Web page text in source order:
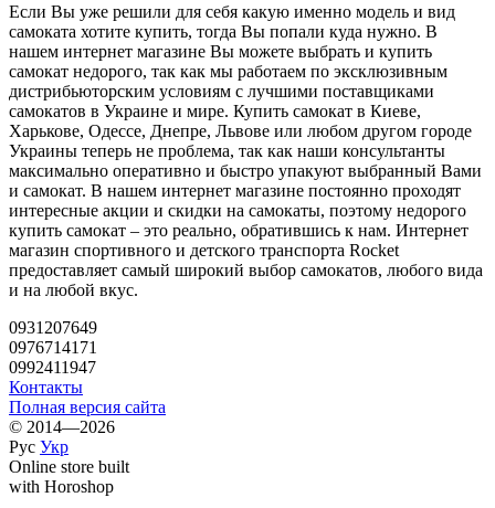
Если Вы уже решили для себя какую именно модель и вид
самоката хотите купить, тогда Вы попали куда нужно. В
нашем интернет магазине Вы можете выбрать и купить
самокат недорого, так как мы работаем по эксклюзивным
дистрибьюторским условиям с лучшими поставщиками
самокатов в Украине и мире. Купить самокат в Киеве,
Харькове, Одессе, Днепре, Львове или любом другом городе
Украины теперь не проблема, так как наши консультанты
максимально оперативно и быстро упакуют выбранный Вами
и самокат. В нашем интернет магазине постоянно проходят
интересные акции и скидки на самокаты, поэтому недорого
купить самокат – это реально, обратившись к нам. Интернет
магазин спортивного и детского транспорта Rocket
предоставляет самый широкий выбор самокатов, любого вида
и на любой вкус.
0931207649
0976714171
0992411947
Контакты
Полная версия сайта
© 2014—2026
Рус Укр
Online store built
with Horoshop